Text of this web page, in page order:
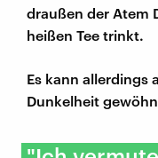
draußen der Atem
heißen Tee trinkt.
Es kann allerdings
Dunkelheit